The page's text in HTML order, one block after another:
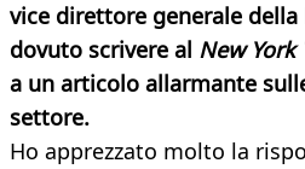
vice direttore generale della
dovuto scrivere al New York
a un articolo allarmante
settore.
Ho apprezzato molto la